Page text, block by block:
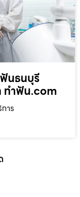
นธนบุรี
ทำฟัน.com
าร